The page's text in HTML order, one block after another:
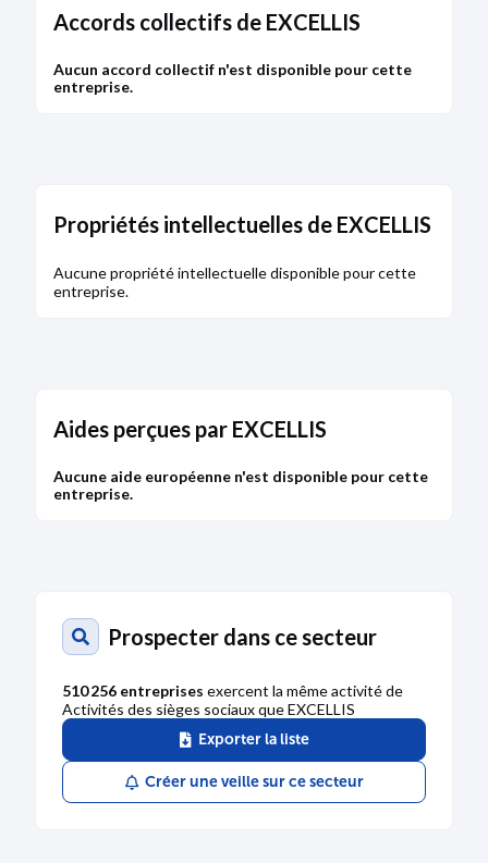
Accords collectifs de EXCELLIS
Aucun accord collectif n'est disponible pour cette
entreprise.
Propriétés intellectuelles de EXCELLIS
Aucune propriété intellectuelle disponible pour cette
entreprise.
Aides perçues par EXCELLIS
Aucune aide européenne n'est disponible pour cette
entreprise.
Prospecter dans ce secteur
510 256 entreprises exercent la même activité de
Activités des sièges sociaux que EXCELLIS
Exporter la liste
Créer une veille sur ce secteur